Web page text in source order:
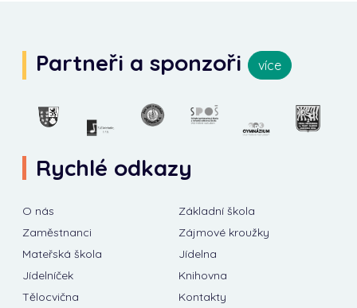
Partneři a sponzoři více
Rychlé odkazy
O nás
Základní škola
Zaměstnanci
Zájmové kroužky
Mateřská škola
Jídelna
Jídelníček
Knihovna
Tělocvična
Kontakty